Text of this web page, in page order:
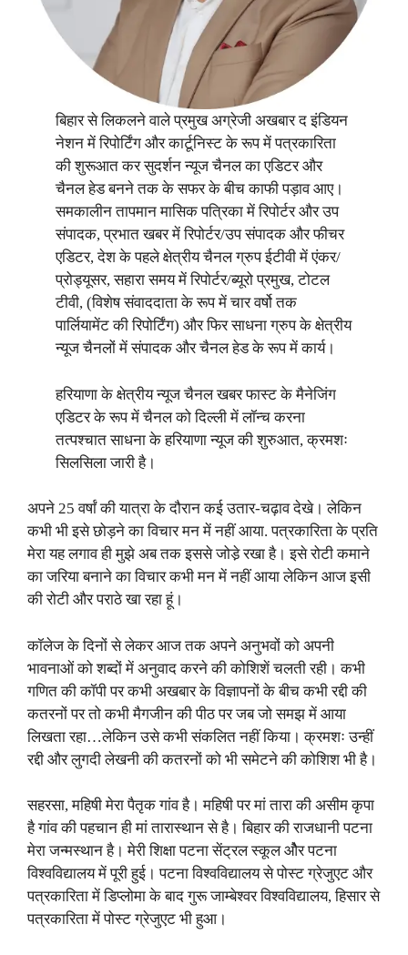
बिहार से लिकलने वाले प्रमुख अग्रेजी अखबार द इंडियन
नेशन में रिपोर्टिंग और कार्टूनिस्ट के रूप में पत्रकारिता
की शुरूआत कर सुदर्शन न्यूज चैनल का एडिटर और
चैनल हेड बनने तक के सफर के बीच काफी पड़ाव आए।
समकालीन तापमान मासिक पत्रिका में रिपोर्टर और उप
संपादक, प्रभात खबर में रिपोर्टर/उप संपादक और फीचर
एडिटर, देश के पहले क्षेत्रीय चैनल ग्रुप ईटीवी में एंकर/
प्रोड्यूसर, सहारा समय में रिपोर्टर/ब्यूरो प्रमुख, टोटल
टीवी, (विशेष संवाददाता के रूप में चार वर्षो तक
पार्लियामेंट की रिपोर्टिंग) और फिर साधना ग्रुप के क्षेत्रीय
न्यूज चैनलों में संपादक और चैनल हेड के रूप में कार्य।
हरियाणा के क्षेत्रीय न्यूज चैनल खबर फास्ट के मैनेजिंग
एडिटर के रूप में चैनल को दिल्ली में लॉन्च करना
तत्पश्चात साधना के हरियाणा न्यूज की शुरुआत, क्रमशः
सिलसिला जारी है।
अपने 25 वर्षां की यात्रा के दौरान कई उतार-चढ़ाव देखे। लेकिन
कभी भी इसे छोड़ने का विचार मन में नहीं आया. पत्रकारिता के प्रति
मेरा यह लगाव ही मुझे अब तक इससे जोडे़ रखा है। इसे रोटी कमाने
का जरिया बनाने का विचार कभी मन में नहीं आया लेकिन आज इसी
की रोटी और पराठे खा रहा हूं।
कॉलेज के दिनों से लेकर आज तक अपने अनुभवों को अपनी
भावनाओं को शब्दों में अनुवाद करने की कोशिशें चलती रही। कभी
गणित की कॉपी पर कभी अखबार के विज्ञापनों के बीच कभी रद्दी की
कतरनों पर तो कभी मैगजीन की पीठ पर जब जो समझ में आया
लिखता रहा…लेकिन उसे कभी संकलित नहीं किया। क्रमशः उन्हीं
रद्दी और लुगदी लेखनी की कतरनों को भी समेटने की कोशिश भी है।
सहरसा, महिषी मेरा पैतृक गांव है। महिषी पर मां तारा की असीम कृपा
है गांव की पहचान ही मां तारास्थान से है। बिहार की राजधानी पटना
मेरा जन्मस्थान है। मेरी शिक्षा पटना सेंट्रल स्कूल औेर पटना
विश्वविद्यालय में पूरी हुई। पटना विश्वविद्यालय से पोस्ट ग्रेजुएट और
पत्रकारिता में डिप्लोमा के बाद गुरू जाम्बेश्वर विश्वविद्यालय, हिसार से
पत्रकारिता में पोस्ट ग्रेजुएट भी हुआ।